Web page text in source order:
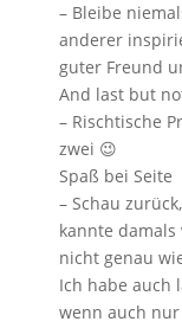
– Bleibe
anderer
guter Freund
And last but
– Rischtische
zwei 😉
Spaß bei Seite
– Schau
kannte damals
nicht genau
Ich habe auch
wenn auch